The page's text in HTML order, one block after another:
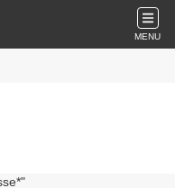
MENU